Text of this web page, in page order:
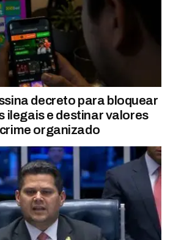
decreto para bloquear
ilegais e destinar valores
organizado